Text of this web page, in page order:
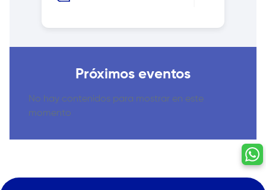
Próximos eventos
No hay contenidos para mostrar en este
momento